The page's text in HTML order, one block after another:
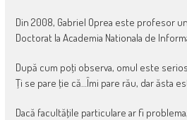
Din 2008, Gabriel Oprea este profesor
Doctorat la Academia Nationala de
După cum poţi observa, omul este
Ţi se pare ţie că…Îmi pare rău, dar ăsta
Dacă facultăţile particulare ar fi